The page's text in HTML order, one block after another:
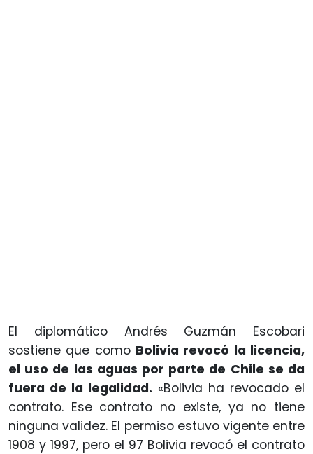
El diplomático Andrés Guzmán Escobari
sostiene que como Bolivia revocó la licencia,
el uso de las aguas por parte de Chile se da
fuera de la legalidad. «Bolivia ha revocado el
contrato. Ese contrato no existe, ya no tiene
ninguna validez. El permiso estuvo vigente entre
1908 y 1997, pero el 97 Bolivia revocó el contrato